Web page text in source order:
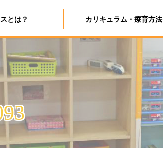
とは？ カリキュラム・療育方法